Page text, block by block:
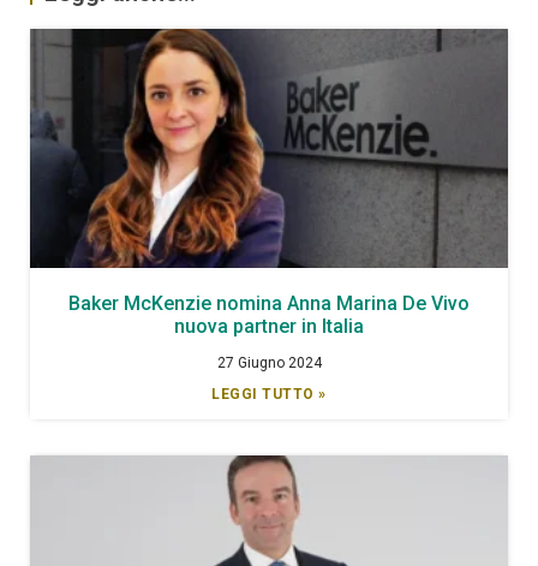
Baker McKenzie nomina Anna Marina De Vivo
nuova partner in Italia
27 Giugno 2024
LEGGI TUTTO »